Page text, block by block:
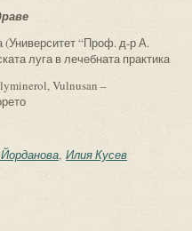
(Университет “Проф. д-р А.
луга в лечебната практика
Vulnusan –
Илия Кусев